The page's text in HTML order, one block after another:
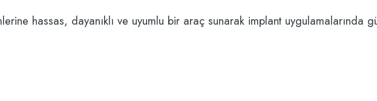
hassas, dayanıklı ve uyumlu bir araç sunarak implant uygulamalarında